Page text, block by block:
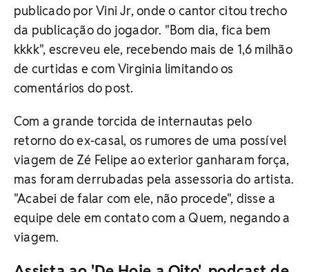
publicado por Vini Jr, onde o cantor citou trecho
da publicação do jogador. "Bom dia, fica bem
kkkk", escreveu ele, recebendo mais de 1,6 milhão
de curtidas e com Virginia limitando os
comentários do post.
Com a grande torcida de internautas pelo
retorno do ex-casal, os rumores de uma possível
viagem de Zé Felipe ao exterior ganharam força,
mas foram derrubadas pela assessoria do artista.
"Acabei de falar com ele, não procede", disse a
equipe dele em contato com a Quem, negando a
viagem.